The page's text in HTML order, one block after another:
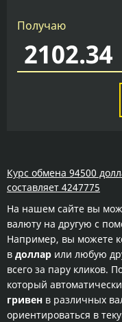
Получаю
Курс обмена 94500
составляет 4247775
На нашем сайте вы
валюту на другую с
Например, вы можете
в доллар или любую
всего за пару кликов.
который
гривен в различных
ориентироваться в